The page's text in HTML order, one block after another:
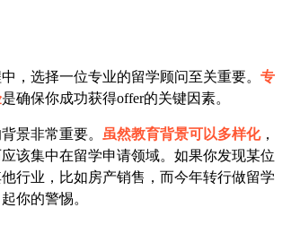
，选择一位专业的留学顾问至关重要。 专
是确保你成功获得offer的关键因素。
景非常重要。 虽然教育背景可以多样化，
该集中在留学申请领域。如果你发现某位
行业，比如房产销售，而今年转行做留学
你的警惕。